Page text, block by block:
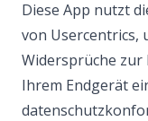
Diese App nutzt
von Usercentrics,
Widersprüche
Ihrem Endgerät